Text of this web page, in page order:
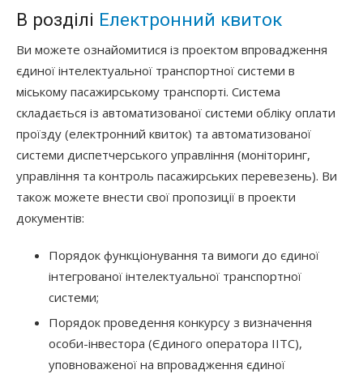
В розділі Електронний квиток
Ви можете ознайомитися із проектом впровадження
єдиної інтелектуальної транспортної системи в
міському пасажирському транспорті. Система
складається із автоматизованої системи обліку оплати
проїзду (електронний квиток) та автоматизованої
системи диспетчерського управління (моніторинг,
управління та контроль пасажирських перевезень). Ви
також можете внести свої пропозиції в проекти
документів:
Порядок функціонування та вимоги до єдиної
інтегрованої інтелектуальної транспортної
системи;
Порядок проведення конкурсу з визначення
особи-інвестора (Єдиного оператора ІІТС),
уповноваженої на впровадження єдиної